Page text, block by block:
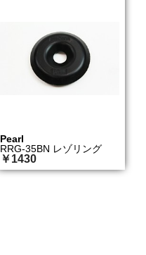
Pearl
RRG-35BN レゾリング
￥1430